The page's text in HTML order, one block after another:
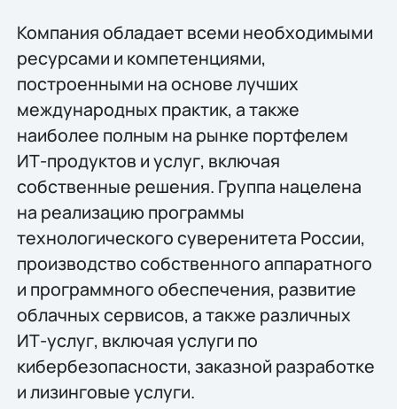
Компания обладает всеми необходимыми
ресурсами и компетенциями,
построенными на основе лучших
международных практик, а также
наиболее полным на рынке портфелем
ИТ-продуктов и услуг, включая
собственные решения. Группа нацелена
на реализацию программы
технологического суверенитета России,
производство собственного аппаратного
и программного обеспечения, развитие
облачных сервисов, а также различных
ИТ-услуг, включая услуги по
кибербезопасности, заказной разработке
и лизинговые услуги.